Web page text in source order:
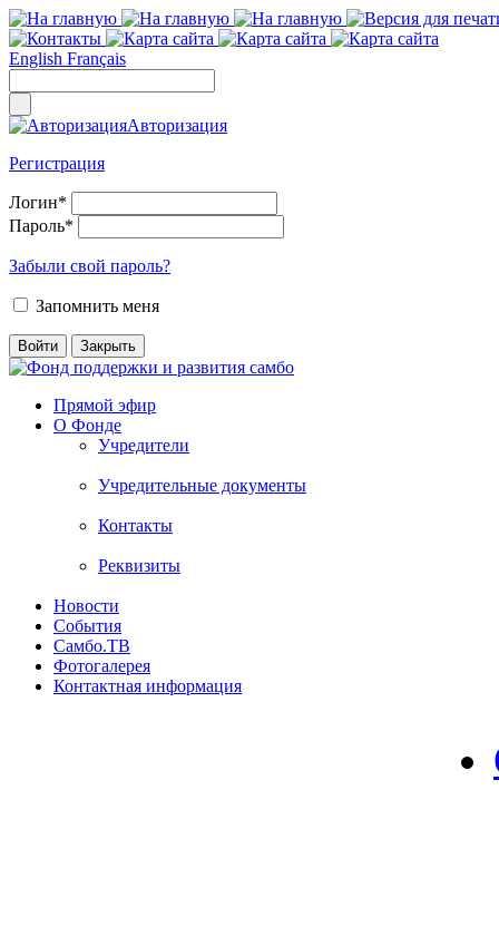
English Français
Авторизация
Регистрация
Логин*
Пароль*
Забыли свой пароль?
Запомнить меня
Прямой эфир
О Фонде
Учредители
Учредительные документы
Контакты
Реквизиты
Новости
События
Самбо.ТВ
Фотогалерея
Контактная информация